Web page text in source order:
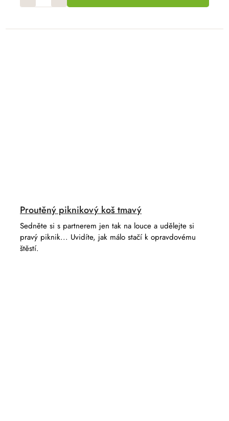
Proutěný piknikový koš tmavý
Sedněte si s partnerem jen tak na louce a udělejte si
pravý piknik... Uvidíte, jak málo stačí k opravdovému
štěstí.